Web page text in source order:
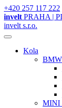
+420 257 117 222
invelt PRAHA |
invelt s.r.o.
Kola
MINI